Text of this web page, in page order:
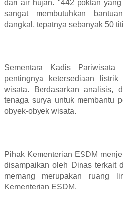
dari air hujan. "442 poktan
sangat membutuhkan
dangkal, tepatnya sebanyak 50
Sementara Kadis Pariwisata
pentingnya ketersediaan
wisata. Berdasarkan analisis,
tenaga surya untuk membantu
obyek-obyek wisata.
Pihak Kementerian ESDM
disampaikan oleh Dinas terkait
memang merupakan ruang
Kementerian ESDM.